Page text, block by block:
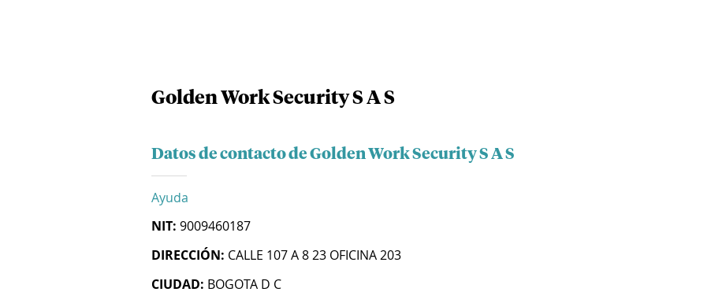
Golden Work Security S A S
Datos de contacto de Golden Work Security S A S
Ayuda
NIT: 9009460187
DIRECCIÓN: CALLE 107 A 8 23 OFICINA 203
CIUDAD: BOGOTA D C